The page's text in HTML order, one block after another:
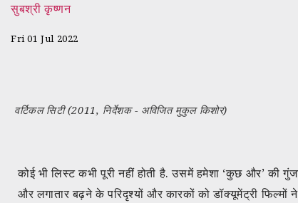
सुबश्री कृष्णन
Fri 01 Jul 2022
वर्टिकल सिटी (2011, निर्देशक - अविजित मुकुल किशोर)
कोई भी लिस्ट कभी पूरी नहीं होती है. उसमें हमेशा ‘कुछ और’ की
और लगातार बढ़ने के परिदृश्यों और कारकों को डॉक्यूमेंट्री